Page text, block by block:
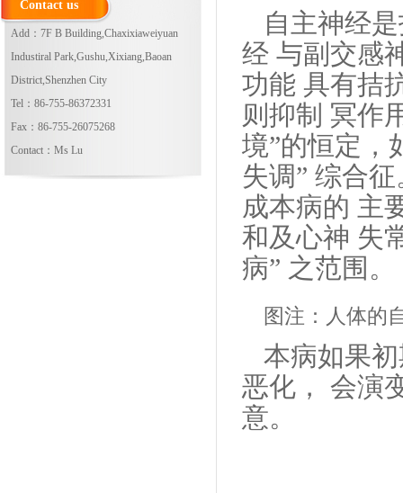
Contact us
Add：7F B Building,Chaxixiaweiyuan
Industiral Park,Gushu,Xixiang,Baoan
District,Shenzhen City
Tel：86-755-86372331
Fax：86-755-26075268
Contact：Ms Lu
自主神经
经 与副交感
功能 具有拮
则抑制 冥作
境”的恒定，
失调” 综合
成本病的 主
和及心神 失
病” 之范围 。
图注：人体的
本病如果
恶化， 会演
意。